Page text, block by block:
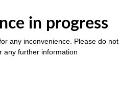
in progress
any inconvenience. Please do not
any further information